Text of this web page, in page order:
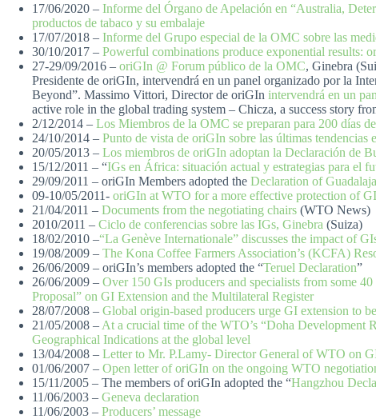
17/06/2020 – Informe del Órgano de Apelación en “Australia,
productos de tabaco y su embalaje
17/07/2018 – Informe del Grupo especial de la OMC sobre las
30/10/2017 – Powerful combinations produce exponential results:
27-29/09/2016 – oriGIn @ Forum público de la OMC, Ginebra
Presidente de oriGIn, intervendrá en un panel organizado por la
Beyond”. Massimo Vittori, Director de oriGIn intervendrá en un
active role in the global trading system – Chicza, a success story
2/12/2014 – Los Miembros de la OMC se preparan para 200 días
24/10/2014 – Punto de vista de oriGIn sobre las últimas tendencias
20/05/2013 – Los miembros de oriGIn adoptan la Declaración de
15/12/2011 – “IGs en África: situación actual y estrategias para el
29/09/2011 – oriGIn Members adopted the Declaration of
09-10/05/2011- oriGIn at WTO for a more effective protection of
21/04/2011 – Documents from the negotiating chairs (WTO News)
2010/2011 – Ciclo de conferencias sobre las IGs, Ginebra (Suiza)
18/02/2010 –“La Genève Internationale” discusses the impact of
19/08/2009 – The Kona Coffee Farmers Association’s (KCFA)
26/06/2009 – oriGIn’s members adopted the “Teruel Declaration”
26/06/2009 – Over 150 GIs producers and specialists from some
Proposal” on GI Extension and the Multilateral Register
28/07/2008 – Global origin-based producers urge GI extension to
21/05/2008 – At a crucial time of the WTO’s “Doha Development
Geographical Indications at the global level
13/04/2008 – Letter to Mr. P.Lamy- Director General of WTO on
01/06/2007 – Open letter of oriGIn on the ongoing WTO
15/11/2005 – The members of oriGIn adopted the “Hangzhou
11/06/2003 – Geneva declaration
11/06/2003 – Producers’ message